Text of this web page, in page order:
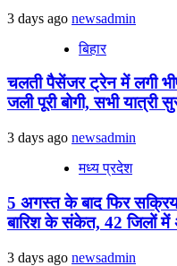
3 days ago newsadmin
बिहार
चलती पैसेंजर ट्रेन में लगी
जली पूरी बोगी, सभी यात्री
3 days ago newsadmin
मध्य प्रदेश
5 अगस्त के बाद फिर
बारिश के संकेत, 42 जिलों में
3 days ago newsadmin